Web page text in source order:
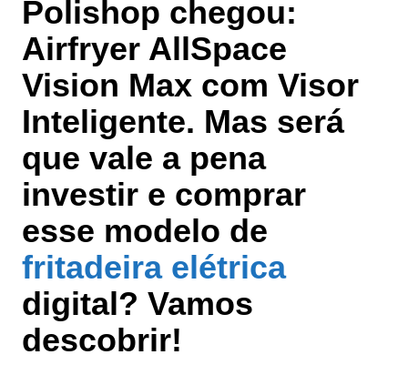
Polishop chegou:
Airfryer AllSpace
Vision Max com Visor
Inteligente. Mas será
que vale a pena
investir e comprar
esse modelo de
fritadeira elétrica
digital? Vamos
descobrir!